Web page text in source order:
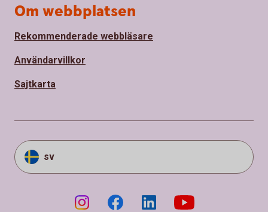
Om webbplatsen
Rekommenderade webbläsare
Användarvillkor
Sajtkarta
sv